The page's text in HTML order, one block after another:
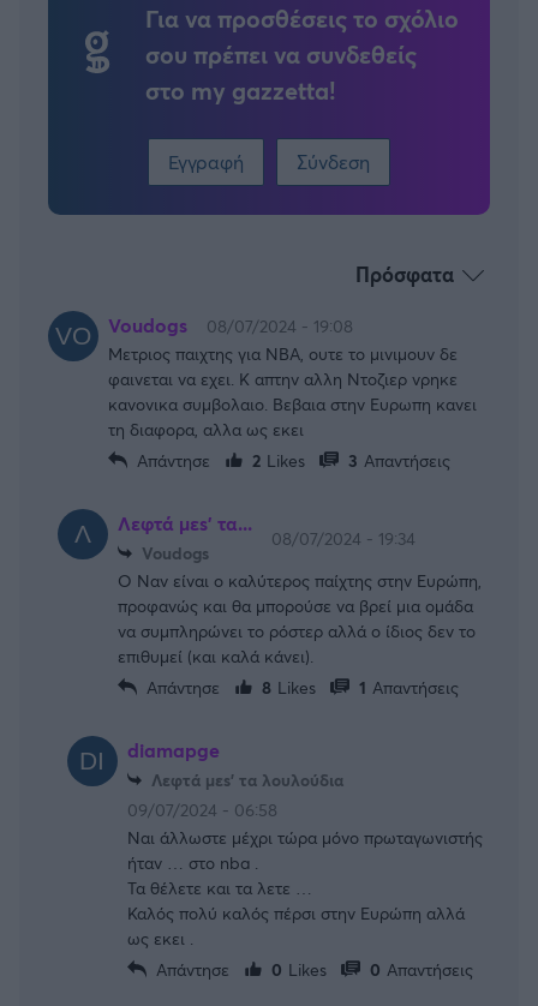
Για να προσθέσεις το σχόλιο
σου πρέπει να συνδεθείς
στο my gazzetta!
Εγγραφή Σύνδεση
Πρόσφατα
Voudogs
08/07/2024 - 19:08
Μετριος παιχτης για ΝΒΑ, ουτε το μινιμουν δε
φαινεται να εχει. Κ απτην αλλη Ντοζιερ νρηκε
κανονικα συμβολαιο. Βεβαια στην Ευρωπη κανει
τη διαφορα, αλλα ως εκει
Απάντησε
2 Likes 3 Απαντήσεις
Λεφτά μεs' τα...
Voudogs
08/07/2024 - 19:34
Ο Ναν είναι ο καλύτερος παίχτης στην Ευρώπη,
προφανώς και θα μπορούσε να βρεί μια ομάδα
να συμπληρώνει το ρόστερ αλλά ο ίδιος δεν το
επιθυμεί (και καλά κάνει).
Απάντησε
8 Likes 1 Απαντήσεις
diamapge
Λεφτά μεs' τα λουλούδια
09/07/2024 - 06:58
Ναι άλλωστε μέχρι τώρα μόνο πρωταγωνιστής
ήταν … στο nba .
Τα θέλετε και τα λετε …
Καλός πολύ καλός πέρσι στην Ευρώπη αλλά
ως εκει .
Απάντησε
0 Likes 0 Απαντήσεις